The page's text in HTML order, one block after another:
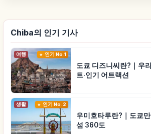
Chiba의 인기 기사
여행 인기 No.1
도쿄 디즈니씨란?｜우
트·인기 어트랙션
생활 인기 No.2
우미호타루란?｜도쿄
섬 360도